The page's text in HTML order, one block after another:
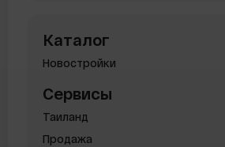
Каталог
Новостройки
Сервисы
Таиланд
Продажа